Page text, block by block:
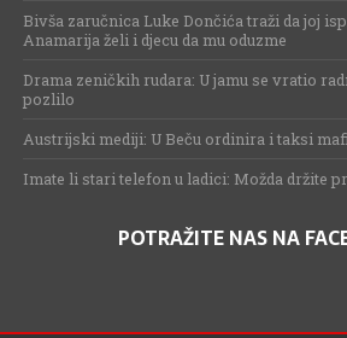
Bivša zaručnica Luke Dončića traži da joj
Anamarija želi i djecu da mu oduzme
Drama zeničkih rudara: U jamu se vratio
pozlilo
Austrijski mediji: U Beču ordinira i taksi
Imate li stari telefon u ladici: Možda držite
POTRAŽITE NAS NA